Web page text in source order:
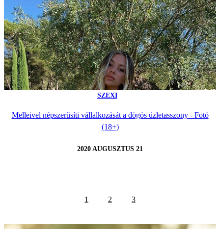
SZEXI
Melleivel népszerűsíti vállalkozását a dögös üzletasszony - Fotó
(18+)
2020 AUGUSZTUS 21
1 2 3